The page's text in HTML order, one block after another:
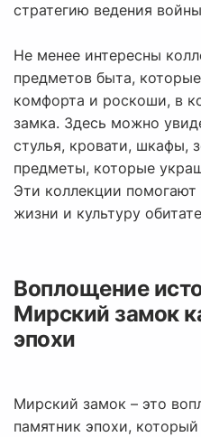
стратегию ведения
Не менее интересны
предметов быта,
комфорта и роскоши, в
замка. Здесь можно
стулья, кровати, шкафы,
предметы, которые
Эти коллекции помогают
жизни и культуру
Воплощение
Мирский замок
эпохи
Мирский замок – это
памятник эпохи,